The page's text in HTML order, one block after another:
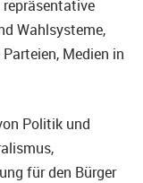
Wahlsysteme,
Medien in
Politik und
für den Bürger